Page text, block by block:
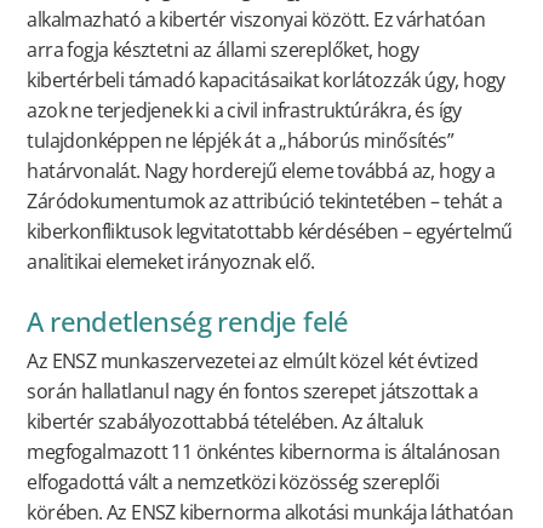
alkalmazható a kibertér viszonyai között. Ez várhatóan
arra fogja késztetni az állami szereplőket, hogy
kibertérbeli támadó kapacitásaikat korlátozzák úgy, hogy
azok ne terjedjenek ki a civil infrastruktúrákra, és így
tulajdonképpen ne lépjék át a „háborús minősítés”
határvonalát. Nagy horderejű eleme továbbá az, hogy a
Záródokumentumok az attribúció tekintetében – tehát a
kiberkonfliktusok legvitatottabb kérdésében – egyértelmű
analitikai elemeket irányoznak elő.
A rendetlenség rendje felé
Az ENSZ munkaszervezetei az elmúlt közel két évtized
során hallatlanul nagy én fontos szerepet játszottak a
kibertér szabályozottabbá tételében. Az általuk
megfogalmazott 11 önkéntes kibernorma is általánosan
elfogadottá vált a nemzetközi közösség szereplői
körében. Az ENSZ kibernorma alkotási munkája láthatóan